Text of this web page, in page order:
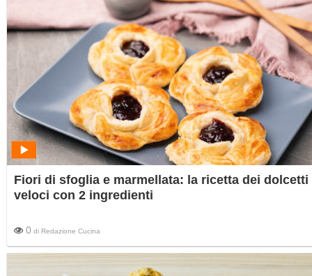
Fiori di sfoglia e marmellata: la ricetta dei dolcetti
veloci con 2 ingredienti
0 di Redazione Cucina